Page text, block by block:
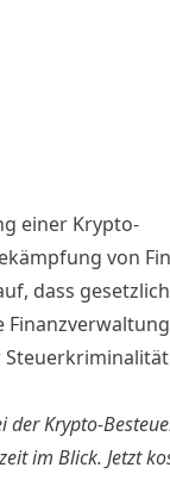
einer Krypto-
von
dass
der Krypto-
im Blick. Jetzt